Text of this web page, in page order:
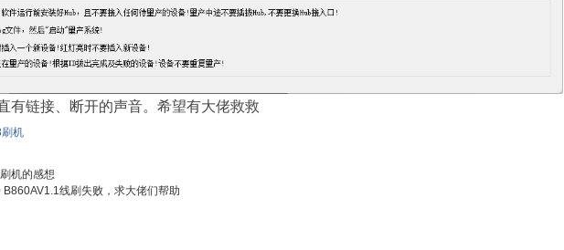
有链接、断开的声音。希望有大佬救救
机
机的感想
B860AV1.1线刷失败，求大佬们帮助